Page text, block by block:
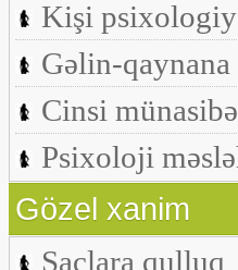
Kişi
Gəlin-qaynana
Cinsi
Psixoloji
Gözel xanim
Saçlara qulluq